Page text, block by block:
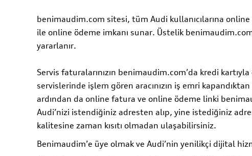
benimaudim.com sitesi, tüm Audi kullanıcılarına
ile online ödeme imkanı sunar. Üstelik
yararlanır.
Servis faturalarınızın benimaudim.com’da kredi
servislerinde işlem gören aracınızın iş emri
ardından da online fatura ve online ödeme linki
Audi’nizi istendiğiniz adresten alıp, yine istediğiniz
kalitesine zaman kısıtı olmadan ulaşabilirsiniz.
Benimaudim’e üye olmak ve Audi’nin yenilikçi dijital